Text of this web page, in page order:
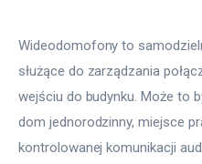
Wideodomofony to
służące do zarządzania
wejściu do budynku. Może to
dom jednorodzinny, miejsce
kontrolowanej komunikacji